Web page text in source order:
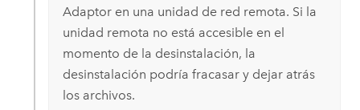
Adaptoren una unidad de red remota. Si la
unidad remota no está accesible en el
momento de la desinstalación, la
desinstalación podría fracasar y dejar atrás
los archivos.